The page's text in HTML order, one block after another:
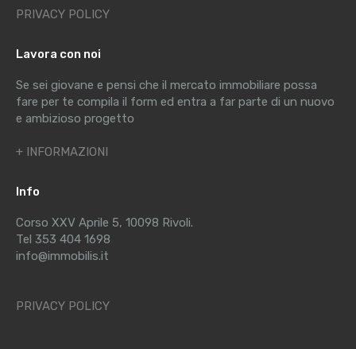
PRIVACY POLICY
Lavora con noi
Se sei giovane e pensi che il mercato immobiliare possa
fare per te compila il form ed entra a far parte di un nuovo
e ambizioso progetto
+ INFORMAZIONI
Info
Corso XXV Aprile 5, 10098 Rivoli.
Tel 353 404 1698
info@immobilis.it
PRIVACY POLICY